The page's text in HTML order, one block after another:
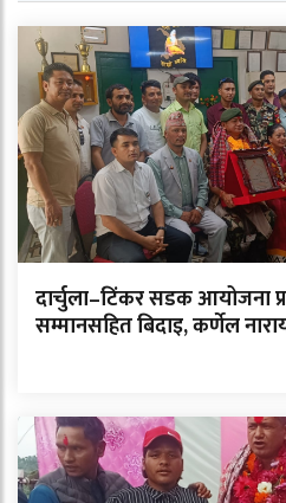
दार्चुला–टिंकर सडक आयोजना
सम्मानसहित बिदाइ, कर्णेल